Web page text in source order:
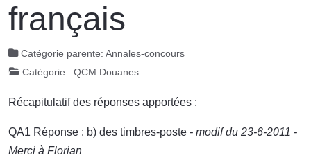
français
Catégorie parente: Annales-concours
Catégorie : QCM Douanes
Récapitulatif des réponses apportées :
QA1 Réponse : b) des timbres-poste - modif du 23-6-2011 -
Merci à Florian